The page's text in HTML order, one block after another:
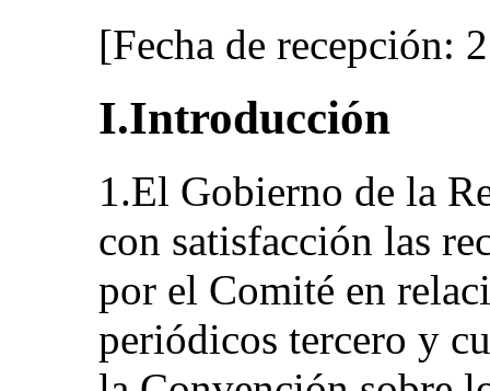
[Fecha de recepción:
I.Introducción
1.El Gobierno de la
con satisfacción las
por el Comité en
periódicos tercero y